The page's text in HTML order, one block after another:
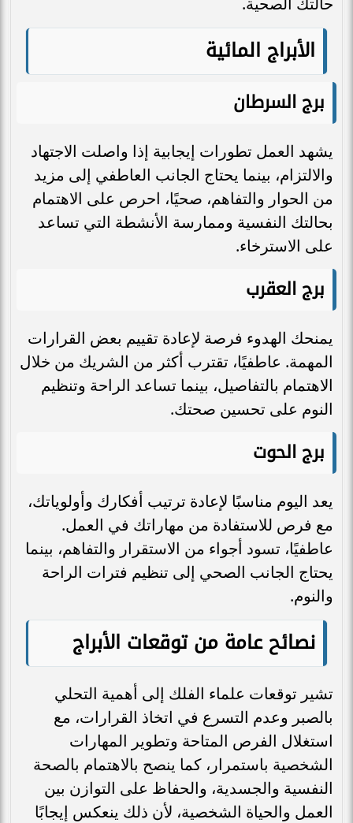
الأبراج المائية
برج السرطان
يشهد العمل تطورات إيجابية إذا واصلت الاجتهاد
والالتزام، بينما يحتاج الجانب العاطفي إلى مزيد
من الحوار والتفاهم، صحيًا، احرص على الاهتمام
بحالتك النفسية وممارسة الأنشطة التي تساعد
على الاسترخاء.
برج العقرب
يمنحك الهدوء فرصة لإعادة تقييم بعض القرارات
المهمة. عاطفيًا، تقترب أكثر من الشريك من خلال
الاهتمام بالتفاصيل، بينما تساعد الراحة وتنظيم
النوم على تحسين صحتك.
برج الحوت
يعد اليوم مناسبًا لإعادة ترتيب أفكارك وأولوياتك،
مع فرص للاستفادة من مهاراتك في العمل.
عاطفيًا، تسود أجواء من الاستقرار والتفاهم، بينما
يحتاج الجانب الصحي إلى تنظيم فترات الراحة
والنوم.
نصائح عامة من توقعات الأبراج
تشير توقعات علماء الفلك إلى أهمية التحلي
بالصبر وعدم التسرع في اتخاذ القرارات، مع
استغلال الفرص المتاحة وتطوير المهارات
الشخصية باستمرار، كما ينصح بالاهتمام بالصحة
النفسية والجسدية، والحفاظ على التوازن بين
العمل والحياة الشخصية، لأن ذلك ينعكس إيجابًا